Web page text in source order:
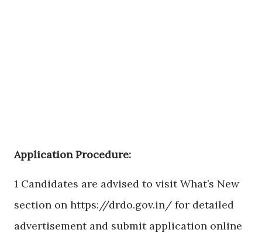
Application Procedure:
1 Candidates are advised to visit What’s New
section on https://drdo.gov.in/ for detailed
advertisement and submit application online